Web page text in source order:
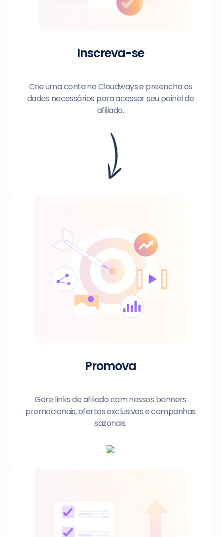
Inscreva-se
Crie uma conta na Cloudways e preencha os
dados necessários para acessar seu painel de
afiliado.
Promova
Gere links de afiliado com nossos banners
promocionais, ofertas exclusivas e campanhas
sazonais.